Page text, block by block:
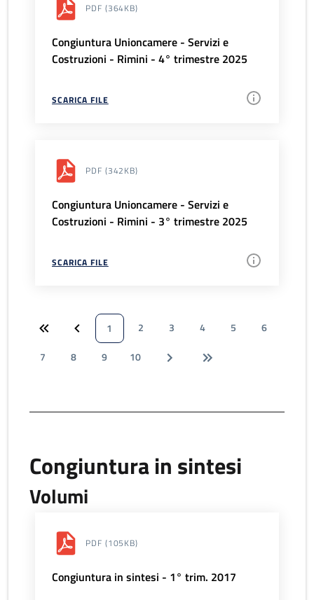
PDF (364KB)
Congiuntura Unioncamere - Servizi e
Costruzioni - Rimini - 4° trimestre 2025
SCARICA FILE
PDF (342KB)
Congiuntura Unioncamere - Servizi e
Costruzioni - Rimini - 3° trimestre 2025
SCARICA FILE
1 2 3 4 5
6
7
8 9 10
Congiuntura in sintesi
Volumi
PDF (105KB)
Congiuntura in sintesi - 1° trim. 2017